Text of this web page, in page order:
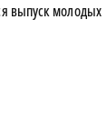
выпуск молодых